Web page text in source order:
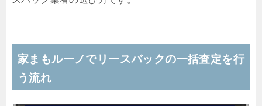
家まもルーノでリースバックの一括査定を行
う流れ